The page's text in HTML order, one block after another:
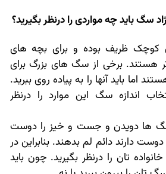
سگ باید چه مواردی را درنظر بگیرید؟
ظریف بوده و برای بچه های
هستند. برخی از سگ های بزرگ برای
اما باید آنها را به پیاده روی ببرید.
اندازه سگ این موارد را درنظر
ها دویدن و جست و خیز را دوست
دارند دائم لم بدهند. بنابراین در
تان را درنظر بگیرید. چون باید